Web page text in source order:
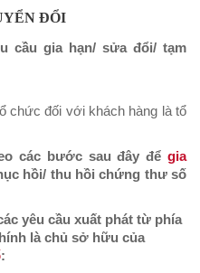
ĐỔI
cầu gia hạn/ sửa đổi/ tạm
chức đối với khách hàng là tổ
các bước sau đây để gia
hồi/ thu hồi chứng thư số
yêu cầu xuất phát từ phía
là chủ sở hữu của
: